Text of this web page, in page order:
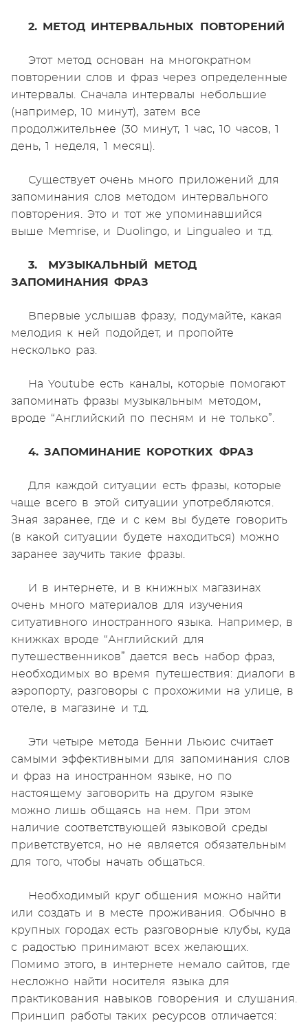
2. МЕТОД ИНТЕРВАЛЬНЫХ ПОВТОРЕНИЙ
Этот метод основан на многократном
повторении слов и фраз через определенные
интервалы. Сначала интервалы небольшие
(например, 10 минут), затем все
продолжительнее (30 минут, 1 час, 10 часов, 1
день, 1 неделя, 1 месяц).
Существует очень много приложений для
запоминания слов методом интервального
повторения. Это и тот же упоминавшийся
выше Memrise, и Duolingo, и Lingualeo и т.д.
3. МУЗЫКАЛЬНЫЙ МЕТОД
ЗАПОМИНАНИЯ ФРАЗ
Впервые услышав фразу, подумайте, какая
мелодия к ней подойдет, и пропойте
несколько раз.
На Youtube есть каналы, которые помогают
запоминать фразы музыкальным методом,
вроде “Английский по песням и не только”.
4. ЗАПОМИНАНИЕ КОРОТКИХ ФРАЗ
Для каждой ситуации есть фразы, которые
чаще всего в этой ситуации употребляются.
Зная заранее, где и с кем вы будете говорить
(в какой ситуации будете находиться) можно
заранее заучить такие фразы.
И в интернете, и в книжных магазинах
очень много материалов для изучения
ситуативного иностранного языка. Например, в
книжках вроде “Английский для
путешественников” дается весь набор фраз,
необходимых во время путешествия: диалоги в
аэропорту, разговоры с прохожими на улице, в
отеле, в магазине и т.д.
Эти четыре метода Бенни Льюис считает
самыми эффективными для запоминания слов
и фраз на иностранном языке, но по
настоящему заговорить на другом языке
можно лишь общаясь на нем. При этом
наличие соответствующей языковой среды
приветствуется, но не является обязательным
для того, чтобы начать общаться.
Необходимый круг общения можно найти
или создать и в месте проживания. Обычно в
крупных городах есть разговорные клубы, куда
с радостью принимают всех желающих.
Помимо этого, в интернете немало сайтов, где
несложно найти носителя языка для
практикования навыков говорения и слушания.
Принцип работы таких ресурсов отличается: